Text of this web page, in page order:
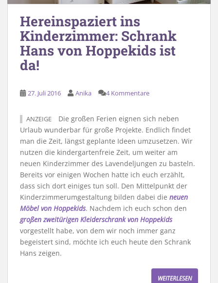
Hereinspaziert ins
Kinderzimmer: Schrank
Hans von Hoppekids ist
da!
27. Juli 2016 Anika 4 Kommentare
ANZEIGE
Die großen Ferien eignen sich neben
Urlaub wunderbar für große Projekte. Endlich findet
man die Zeit, längst geplante Ideen umzusetzen. Wir
nutzen die kindergartenfreie Zeit, um weiter am
neuen Kinderzimmer des Lavendeljungen zu basteln.
Bereits vor einigen Wochen hatte ich euch erzählt,
dass sich dort einiges tun soll. Den Mittelpunkt der
Kinderzimmerumgestaltung bilden dabei die neuen
Möbel von Hoppekids. Nachdem ich euch schon den
großen zweitürigen Kleiderschrank von Hoppekids
vorgestellt habe, von dem wir noch immer ganz
begeistert sind, möchte ich euch heute den Schrank
Hans zeigen.
WEITERLESEN